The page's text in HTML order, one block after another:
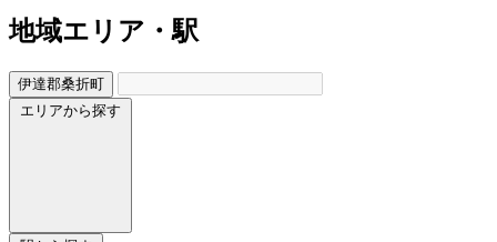
地域エリア・駅
伊達郡桑折町
エリアから探す